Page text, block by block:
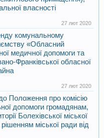
власності
27 лют 2020
комунальному
«Обласний
медичної допомоги та
Франківської обласної
27 лют 2020
Положення про комісію
допомоги громадянам,
Болехівської міської
міської ради від